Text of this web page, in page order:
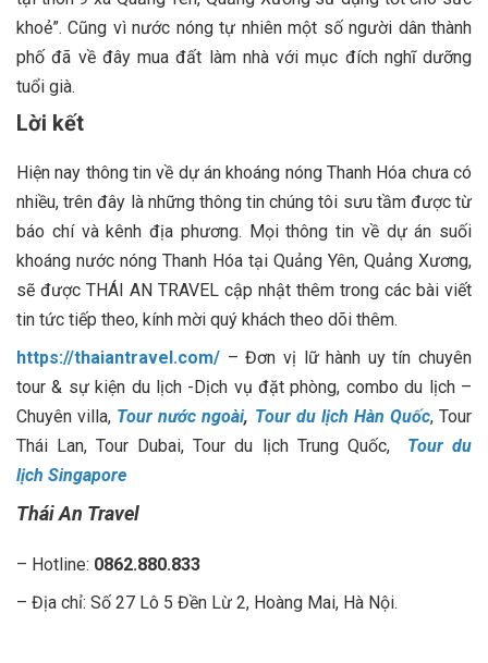
khoẻ”. Cũng vì nước nóng tự nhiên một số người dân thành
phố đã về đây mua đất làm nhà với mục đích nghĩ dưỡng
tuổi già.
Lời kết
Hiện nay thông tin về dự án khoáng nóng Thanh Hóa chưa có
nhiều, trên đây là những thông tin chúng tôi sưu tầm được từ
báo chí và kênh địa phương. Mọi thông tin về dự án suối
khoáng nước nóng Thanh Hóa tại Quảng Yên, Quảng Xương,
sẽ được THÁI AN TRAVEL cập nhật thêm trong các bài viết
tin tức tiếp theo, kính mời quý khách theo dõi thêm.
https://thaiantravel.com/ – Đơn vị lữ hành uy tín chuyên
tour & sự kiện du lịch -Dịch vụ đặt phòng, combo du lịch –
Chuyên villa, Tour nước ngoài, Tour du lịch Hàn Quốc, Tour
Thái Lan, Tour Dubai, Tour du lịch Trung Quốc, Tour du
lịch Singapore
Thái An Travel
– Hotline: 0862.880.833
– Địa chỉ: Số 27 Lô 5 Đền Lừ 2, Hoàng Mai, Hà Nội.